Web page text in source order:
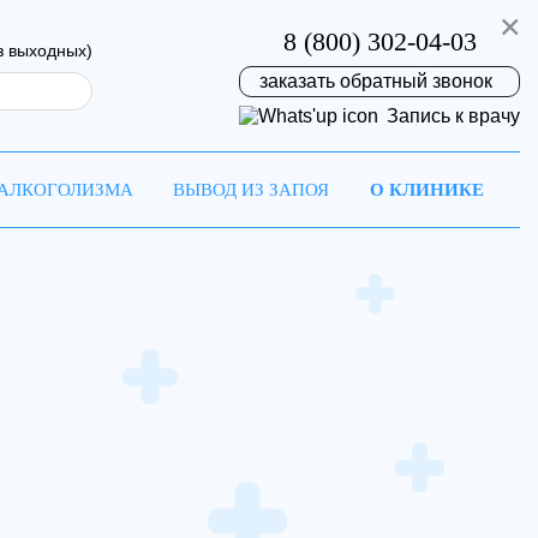
выходных) 8 (800) 302-04-03
заказать обратный звонок
Запись к врачу
ВЫВОД ИЗ ЗАПОЯ О КЛИНИКЕ
×